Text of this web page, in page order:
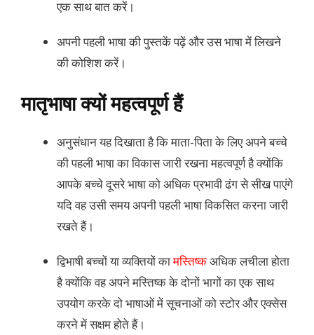
एक साथ बात करें।
अपनी पहली भाषा की पुस्तकें पढ़ें और उस भाषा में लिखने
की कोशिश करें।
मातृभाषा क्यों महत्वपूर्ण हैं
अनुसंधान यह दिखाता है कि माता-पिता के लिए अपने बच्चे
की पहली भाषा का विकास जारी रखना महत्वपूर्ण है क्योंकि
आपके बच्चे दूसरे भाषा को अधिक प्रभावी ढंग से सीख पाएंगे
यदि वह उसी समय अपनी पहली भाषा विकसित करना जारी
रखते हैं।
द्विभाषी बच्चों या व्यक्तियों कामस्तिष्कअधिक लचीला होता
है क्योंकि वह अपने मस्तिष्क के दोनों भागों का एक साथ
उपयोग करके दो भाषाओं में सूचनाओं को स्टोर और एक्सेस
करने में सक्षम होते हैं।